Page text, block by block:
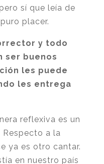
sí que leía de
placer.
y todo
ser buenos
les puede
les entrega
reflexiva es un
Respecto a la
ya es otro cantar.
en nuestro país